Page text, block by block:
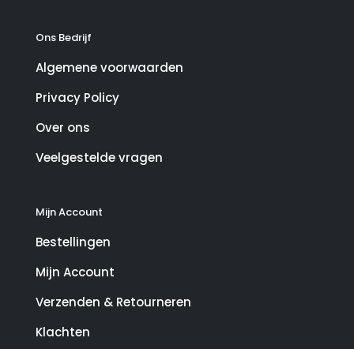
Ons Bedrijf
Algemene voorwaarden
Privacy Policy
Over ons
Veelgestelde vragen
Mijn Account
Bestellingen
Mijn Account
Verzenden & Retourneren
Klachten